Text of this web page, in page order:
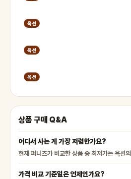
옥션
옥션
옥션
상품 구매 Q&A
어디서 사는 게 가장 저렴한가요?
현재 퍼니즈가 비교한 상품 중 최저가는 옥
가격 비교 기준일은 언제인가요?